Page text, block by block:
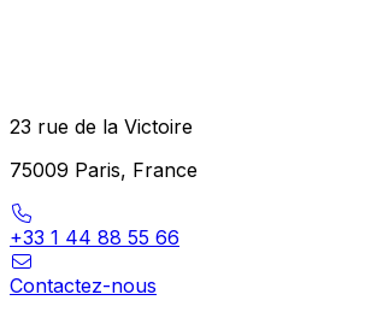
23 rue de la Victoire
75009 Paris, France
+33 1 44 88 55 66
Contactez-nous